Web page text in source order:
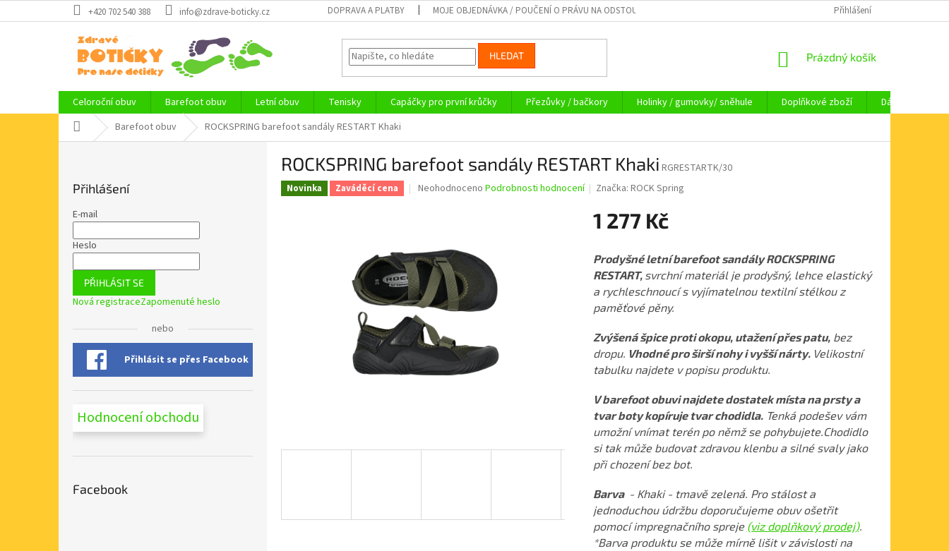
na
+420 702 540 388 info@zdrave-boticky.cz DOPRAVA A PLATBY MOJE OBJEDNÁVKA / POUČENÍ O PRÁVU NA ODSTOUPENÍ OD SMLOUVY KAMENNÁ PRODEJNA
Přihlášení
HLEDAT
NÁKUPNÍ
Prázdný košík
Celoroční obuv Barefoot obuv Letní obuv Tenisky Capáčky pro první krůčky Přezůvky / bačkory Holinky / gumovky/ sněhule Doplňkové zboží
Dárkové
Domů Barefoot obuv ROCKSPRING barefoot sandály RESTART Khaki
Přihlášení
E-mail
Heslo
PŘIHLÁSIT SE
Nová registraceZapomenuté heslo
nebo
Přihlásit se přes Facebook
Hodnocení obchodu
Facebook
ROCKSPRING barefoot sandály RESTART Khaki RGRESTARTK/30
Novinka Zaváděcí cena
Průměrné
z
5
hvězdiček.
Neohodnoceno Podrobnosti hodnocení Značka:ROCK Spring
1 277 Kč
cena:
Prodyšné letní barefoot sandály ROCKSPRING
RESTART, svrchní materiál je prodyšný, lehce elastický
a rychleschnoucí s vyjímatelnou textilní stélkou z
paměťové pěny.
Zvýšená špice proti okopu, utažení přes patu,bez
dropu. Vhodné pro širší nohy i vyšší nárty. Velikostní
tabulku najdete v popisu produktu.
V barefoot obuvi najdete dostatek místa na prsty a
tvar boty kopíruje tvar chodidla.Tenká podešev vám
umožní vnímat terén po němž se pohybujete.Chodidlo
si tak může budovat zdravou klenbu a silné svaly jako
při chození bez bot.
Barva - Khaki - tmavě zelená. Pro stálost a
jednoduchou údržbu doporučujeme obuv ošetřit
pomocí impregnačního spreje (viz doplňkový prodej).
*Barva produktu se může mírně lišit v závislosti na